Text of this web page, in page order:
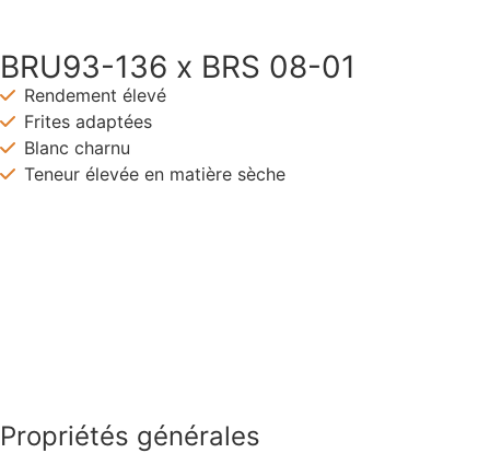
BRU93-136 x BRS 08-01
Rendement élevé
Frites adaptées
Blanc charnu
Teneur élevée en matière sèche
Propriétés générales